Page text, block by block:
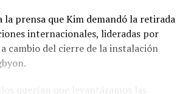
la prensa que Kim demandó la retirada
internacionales, lideradas por
cambio del cierre de la instalación